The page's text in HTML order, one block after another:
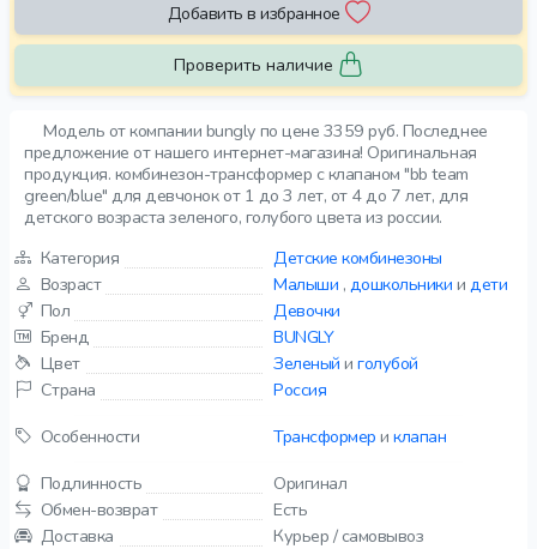
Модель от компании bungly по цене 3359 руб. Последнее
предложение от нашего интернет-магазина! Оригинальная
продукция. комбинезон-трансформер с клапаном "bb team
green/blue" для девчонок от 1 до 3 лет, от 4 до 7 лет, для
детского возраста зеленого, голубого цвета из россии.
Категория
Детские комбинезоны
Возраст
Малыши , дошкольники и дети
Пол
Девочки
Бренд
BUNGLY
Цвет
Зеленый иголубой
Страна
Россия
Особенности
Трансформер иклапан
Подлинность
Оригинал
Обмен-возврат
Есть
Доставка
Курьер / самовывоз
Добавить в избранное
Проверить наличие